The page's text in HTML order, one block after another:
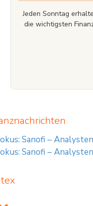
Jeden Sonntag
die wichtigsten
Sanofi –
Sanofi –